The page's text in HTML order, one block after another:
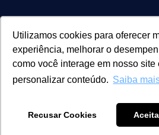
Utilizamos cookies para oferecer
experiência, melhorar o
como você interage em nosso site
personalizar conteúdo. Saiba
Recusar Cookies
| BECOMEX
04.055.601/